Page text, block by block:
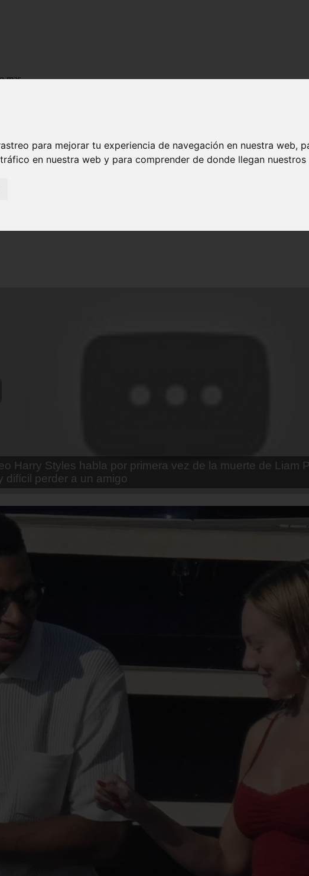
para mejorar tu experiencia de navegación en nuestra web,
en nuestra web y para comprender de donde llegan
mas
Ana Brenda Contreras y la firme promesa que le hizo a